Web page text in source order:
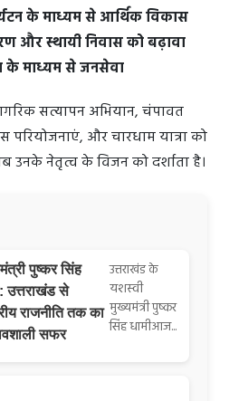
के माध्यम से आर्थिक विकास
और स्थायी निवास को बढ़ावा
के माध्यम से जनसेवा
सत्यापन अभियान, चंपावत
परियोजनाएं, और चारधाम यात्रा को
उनके नेतृत्व के विजन को दर्शाता है।
पुष्कर सिंह
उत्तराखंड से
राजनीति तक का
सफर
उत्तराखंड के
यशस्वी
मुख्यमंत्री पुष्कर
सिंह धामीआज...